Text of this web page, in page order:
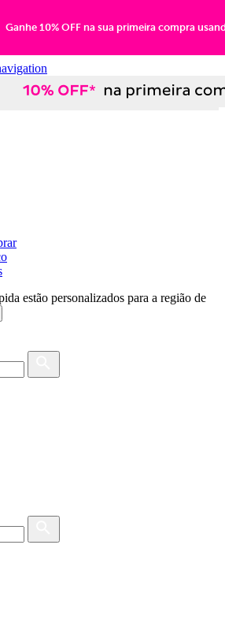
Ganhe 10% OFF na sua primeira compra
estão personalizados para a região de